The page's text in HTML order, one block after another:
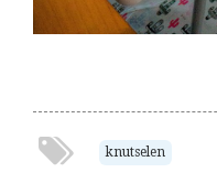
knutselen